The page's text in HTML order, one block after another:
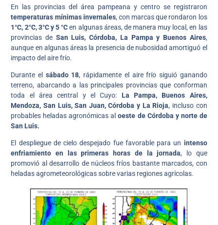
En las provincias del área pampeana y centro se registraron
temperaturas mínimas invernales, con marcas que rondaron los
1°C, 2°C, 3°C y 5 °Cen algunas áreas, de manera muy local, en las
provincias de San Luis, Córdoba, La Pampa y Buenos Aires,
aunque en algunas áreas la presencia de nubosidad amortiguó el
impacto del aire frío.
Durante el sábado 18, rápidamente el aire frío siguió ganando
terreno, abarcando a las principales provincias que conforman
toda el área central y el Cuyo: La Pampa, Buenos Aires,
Mendoza, San Luis, San Juan, Córdoba y La Rioja, incluso con
probables heladas agronómicas al oeste de Córdoba y norte de
San Luis.
El despliegue de cielo despejado fue favorable para un intenso
enfriamiento en las primeras horas de la jornada, lo que
promovió al desarrollo de núcleos fríos bastante marcados, con
heladas agrometeorológicas sobre varias regiones agrícolas.